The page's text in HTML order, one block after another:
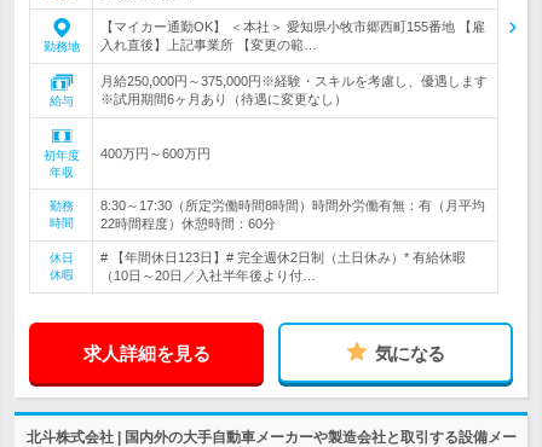
勤務地
【マイカー通勤OK】 ＜本社＞ 愛知県小牧市郷西町155番地 【雇
入れ直後】上記事業所 【変更の範…
給与
月給250,000円～375,000円※経験・スキルを考慮し、優遇します
※試用期間6ヶ月あり（待遇に変更なし）
初年度
年収
400万円～600万円
勤務
時間
8:30～17:30（所定労働時間8時間）時間外労働有無：有（月平均
22時間程度）休憩時間：60分
休日
休暇
# 【年間休日123日】# 完全週休2日制（土日休み）* 有給休暇
（10日～20日／入社半年後より付…
求人詳細を見る 気になる
北斗株式会社 | 国内外の大手自動車メーカーや製造会社と取引する設備メー